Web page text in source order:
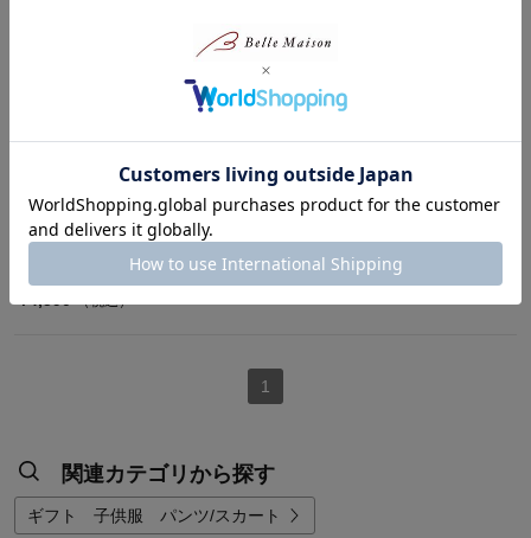
リボンコットンスウェットティ
アードミニスカート(ウエスト
調節可)【セットアップ可】
【子供服】
パペル ラピス/Papel lapiz
¥4,590（税込）
1
関連カテゴリから探す
ギフト 子供服 パンツ/スカート